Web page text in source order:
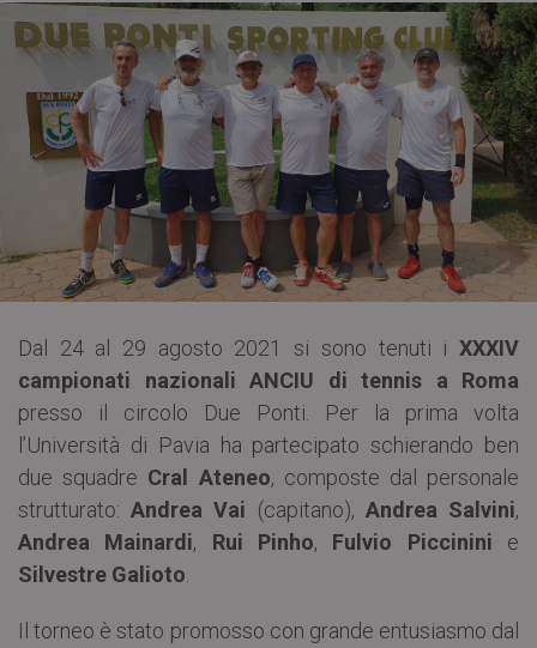
Dal 24 al 29 agosto 2021 si sono tenuti i XXXIV
campionati nazionali ANCIU di tennis a Roma
presso il circolo Due Ponti. Per la prima volta
l’Università di Pavia ha partecipato schierando ben
due squadre Cral Ateneo, composte dal personale
strutturato:Andrea Vai (capitano), Andrea Salvini,
Andrea Mainardi, Rui Pinho, Fulvio Piccinini e
Silvestre Galioto
Il torneo è stato promosso con grande entusiasmo dal